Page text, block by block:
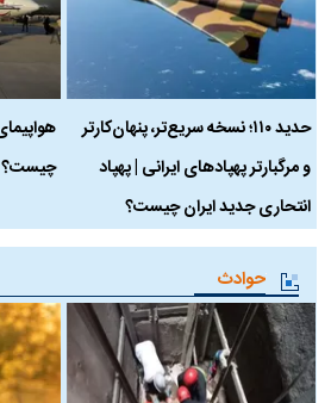
حدید ۱۱۰؛ نسخه سریع‌تر، پنهان‌کارتر
و مرگبارتر پهپادهای ایرانی | پهپاد
انتحاری جدید ایران چیست؟
چیست؟
حوادث